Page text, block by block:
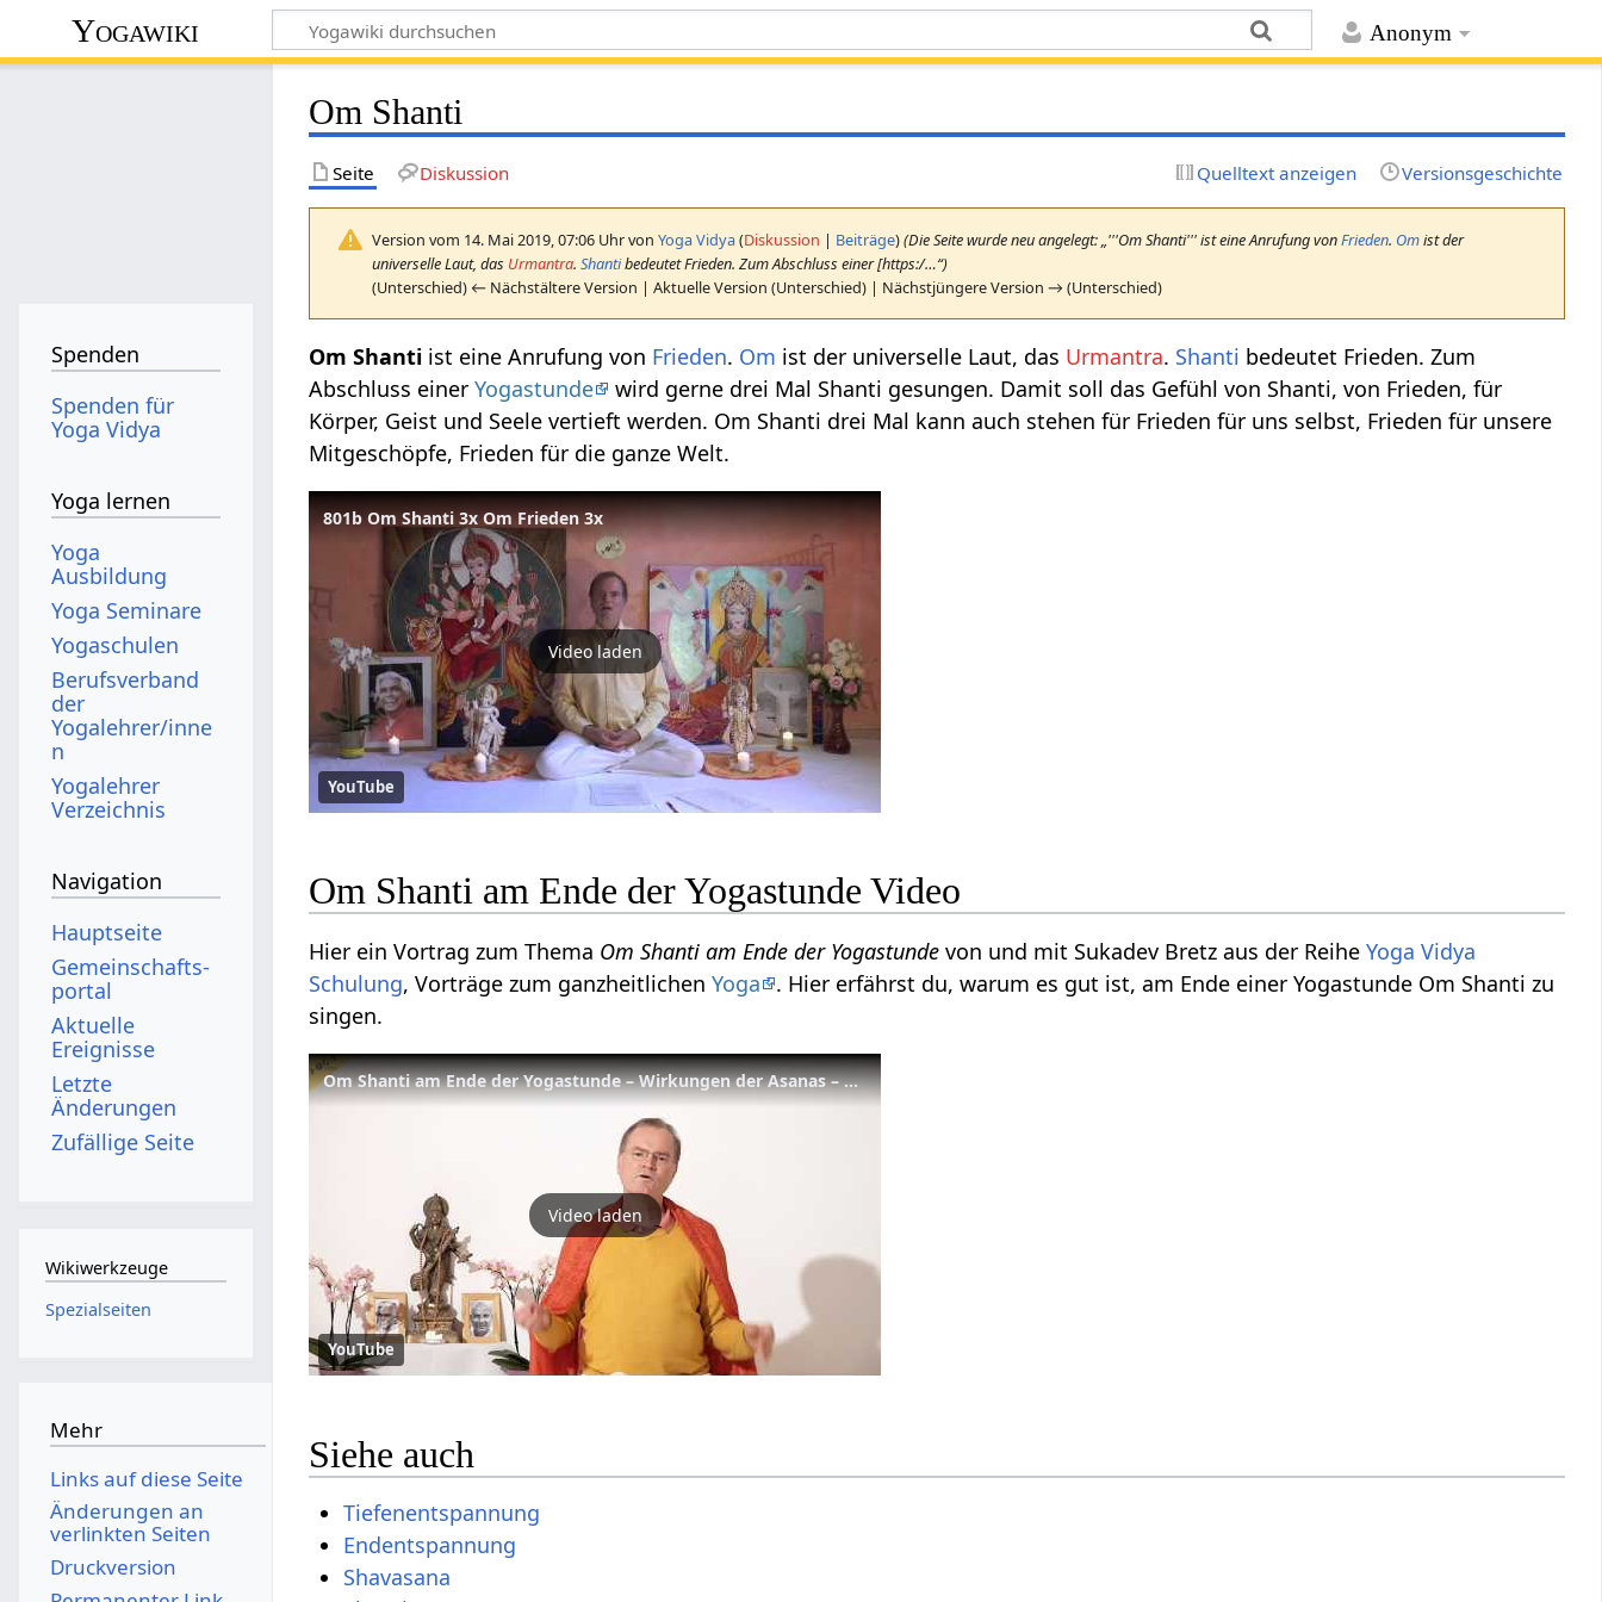
Anonym
Yogawiki
Om Shanti
Seite Diskussion Quelltext anzeigen Versionsgeschichte
Version vom 14. Mai 2019, 07:06 Uhr vonYoga Vidya(Diskussion | Beiträge)(Die Seite wurde neu angelegt: „'''Om Shanti''' ist eine Anrufung vonFrieden. Omist der
universelle Laut, das Urmantra.Shantibedeutet Frieden. Zum Abschluss einer [https:/…“)
(Unterschied) ← Nächstältere Version | Aktuelle Version (Unterschied) | Nächstjüngere Version → (Unterschied)
Om Shanti ist eine Anrufung von Frieden. Om ist der universelle Laut, das Urmantra. Shanti bedeutet Frieden. Zum
Abschluss einerYogastunde
wird gerne drei Mal Shanti gesungen. Damit soll das Gefühl von Shanti, von Frieden, für
Körper, Geist und Seele vertieft werden. Om Shanti drei Mal kann auch stehen für Frieden für uns selbst, Frieden für unsere
Mitgeschöpfe, Frieden für die ganze Welt.
801b Om Shanti 3x Om Frieden 3x
Video laden
YouTube
Om Shanti am Ende der Yogastunde Video
Hier ein Vortrag zum Thema Om Shanti am Ende der Yogastundevon und mit Sukadev Bretz aus der ReiheYoga Vidya
Schulung, Vorträge zum ganzheitlichenYoga
. Hier erfährst du, warum es gut ist, am Ende einer Yogastunde Om Shanti zu
singen.
Om Shanti am Ende der Yogastunde – Wirkungen der Asanas – YVS306
Video laden
YouTube
Siehe auch
Tiefenentspannung
Endentspannung
Shavasana
Spenden
Spenden für
Yoga Vidya
Yoga lernen
Yoga
Ausbildung
Yoga Seminare
Yogaschulen
Berufsverband
der
Yogalehrer/inne
n
Yogalehrer
Verzeichnis
Navigation
Hauptseite
Gemeinschafts­
portal
Aktuelle
Ereignisse
Letzte
Änderungen
Zufällige Seite
Wikiwerkzeuge
Spezialseiten
Mehr
Links auf diese Seite
Änderungen an
verlinkten Seiten
Druckversion